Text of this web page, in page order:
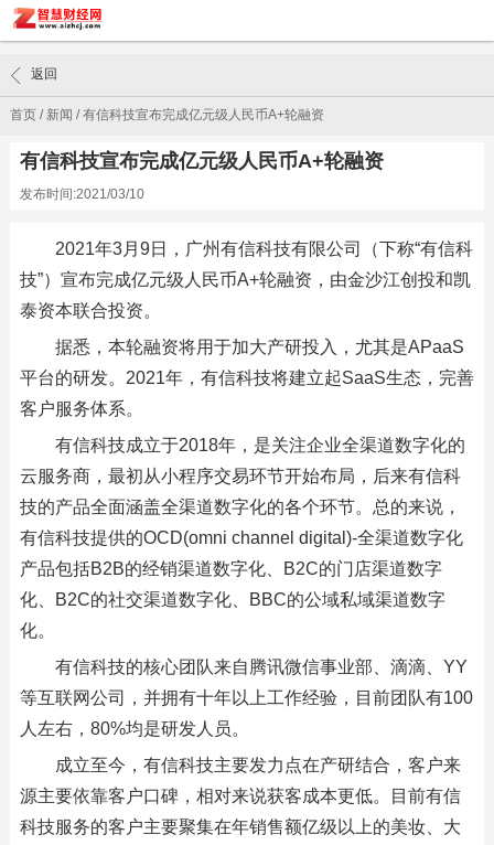
首页/ 新闻 /有信科技宣布完成亿元级人民币A+轮融资
返回
有信科技宣布完成亿元级人民币A+轮融资
发布时间:2021/03/10
2021年3月9日，广州有信科技有限公司（下称“有信科
技”）宣布完成亿元级人民币A+轮融资，由金沙江创投和凯
泰资本联合投资。
据悉，本轮融资将用于加大产研投入，尤其是APaaS
平台的研发。2021年，有信科技将建立起SaaS生态，完善
客户服务体系。
有信科技成立于2018年，是关注企业全渠道数字化的
云服务商，最初从小程序交易环节开始布局，后来有信科
技的产品全面涵盖全渠道数字化的各个环节。总的来说，
有信科技提供的OCD(omni channel digital)-全渠道数字化
产品包括B2B的经销渠道数字化、B2C的门店渠道数字
化、B2C的社交渠道数字化、BBC的公域私域渠道数字
化。
有信科技的核心团队来自腾讯微信事业部、滴滴、YY
等互联网公司，并拥有十年以上工作经验，目前团队有100
人左右，80%均是研发人员。
成立至今，有信科技主要发力点在产研结合，客户来
源主要依靠客户口碑，相对来说获客成本更低。目前有信
科技服务的客户主要聚集在年销售额亿级以上的美妆、大